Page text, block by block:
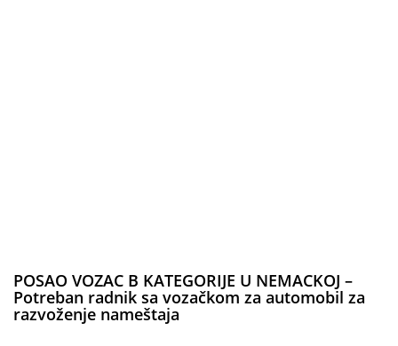
POSAO VOZAC B KATEGORIJE U NEMACKOJ –
Potreban radnik sa vozačkom za automobil za
razvoženje nameštaja